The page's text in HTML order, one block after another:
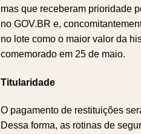
mas que receberam prioridade
no GOV.BR e,
no lote como o maior valor da
comemorado em 25 de maio.
Titularidade
O pagamento de restituições
Dessa forma, as rotinas de